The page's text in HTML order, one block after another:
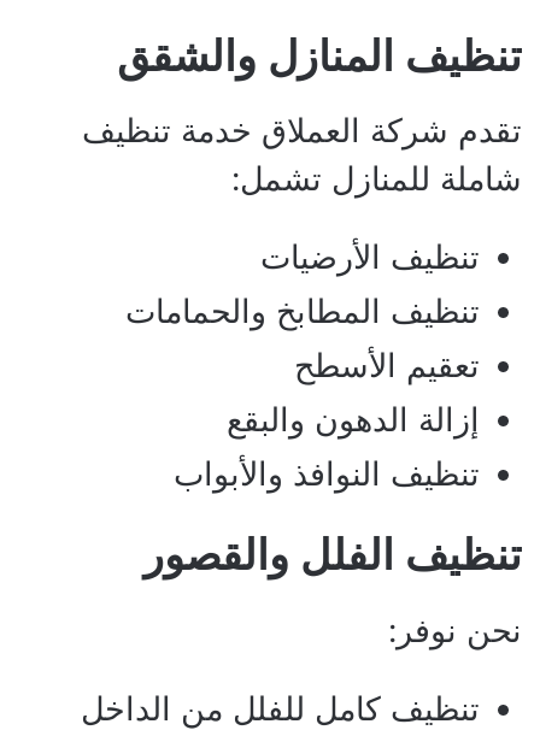
تنظيف المنازل والشقق
تقدم شركة العملاق خدمة تنظيف
شاملة للمنازل تشمل:
تنظيف الأرضيات
تنظيف المطابخ والحمامات
تعقيم الأسطح
إزالة الدهون والبقع
تنظيف النوافذ والأبواب
تنظيف الفلل والقصور
نحن نوفر:
تنظيف كامل للفلل من الداخل